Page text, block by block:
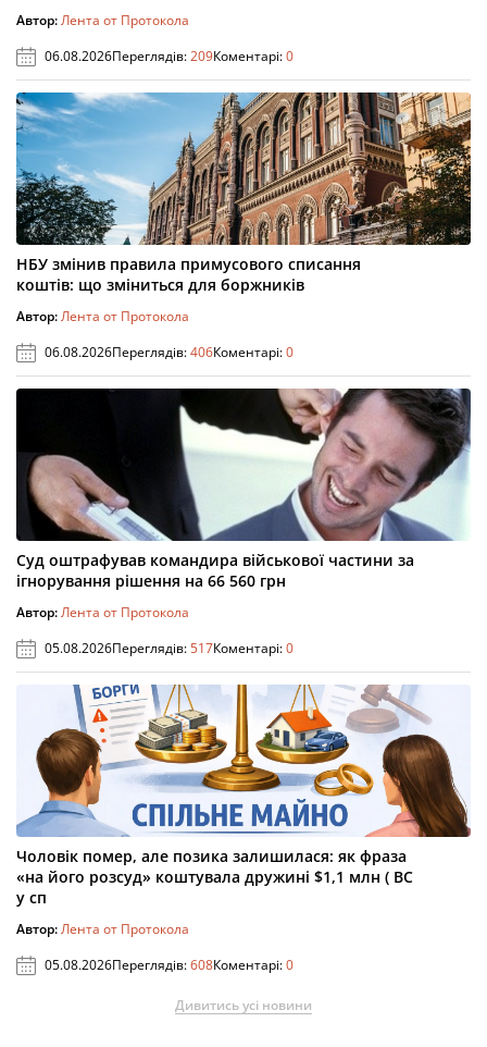
Автор:Лента от Протокола
06.08.2026Переглядів:209Коментарі:0
НБУ змінив правила примусового списання
коштів: що зміниться для боржників
Автор:Лента от Протокола
06.08.2026Переглядів:406Коментарі:0
Суд оштрафував командира військової частини за
ігнорування рішення на 66 560 грн
Автор:Лента от Протокола
05.08.2026Переглядів:517Коментарі:0
Чоловік помер, але позика залишилася: як фраза
«на його розсуд» коштувала дружині $1,1 млн ( ВС
у сп
Автор:Лента от Протокола
05.08.2026Переглядів:608Коментарі:0
Дивитись усі новини